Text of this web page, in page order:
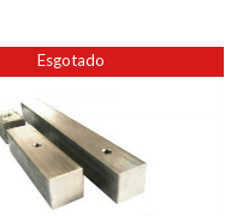
Esgotado